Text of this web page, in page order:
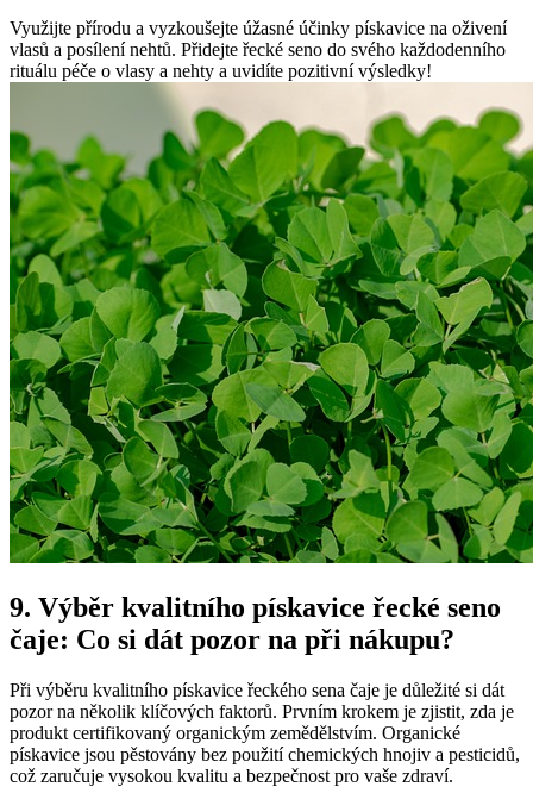
Využijte přírodu a vyzkoušejte úžasné účinky pískavice na oživení
vlasů a posílení nehtů. Přidejte řecké seno do svého každodenního
rituálu péče o vlasy a nehty a uvidíte pozitivní výsledky!
9. Výběr kvalitního pískavice řecké seno
čaje: Co si dát pozor na při nákupu?
Při výběru kvalitního pískavice řeckého sena čaje je důležité si dát
pozor na několik klíčových faktorů. Prvním krokem je zjistit, zda je
produkt certifikovaný organickým zemědělstvím. Organické
pískavice jsou pěstovány bez použití chemických hnojiv a pesticidů,
což zaručuje vysokou kvalitu a bezpečnost pro vaše zdraví.